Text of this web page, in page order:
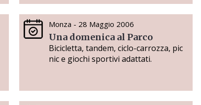
Monza - 28 Maggio 2006
Una domenica al Parco
Bicicletta, tandem, ciclo-carrozza, pic
nic e giochi sportivi adattati.